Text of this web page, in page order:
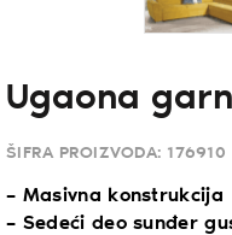
Ugaona
ŠIFRA PROIZVODA: 176910
– Masivna konstrukcija
– Sedeći deo sunđer